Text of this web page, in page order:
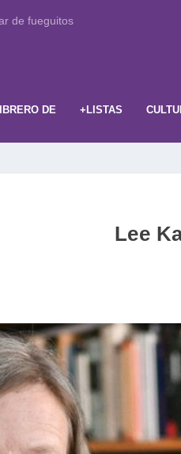
de fueguitos
DE +LISTAS
Lee